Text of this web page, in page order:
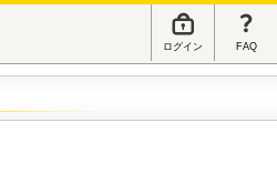
ログイン FAQ